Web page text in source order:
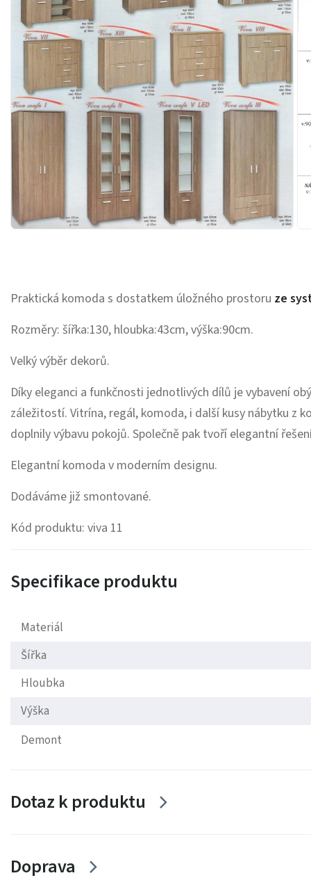
Praktická komoda s dostatkem úložného prostoru ze
Rozměry: šířka:130, hloubka:43cm, výška:90cm.
Velký výběr dekorů.
Díky eleganci a funkčnosti jednotlivých dílů je vybavení
záležitostí. Vitrína, regál, komoda, i další kusy nábytku z
doplnily výbavu pokojů. Společně pak tvoří elegantní
Elegantní komoda v moderním designu.
Dodáváme již smontované.
Kód produktu: viva 11
Specifikace produktu
Materiál
Šířka
Hloubka
Výška
Demont
Dotaz k produktu
Doprava